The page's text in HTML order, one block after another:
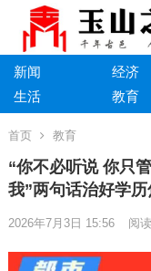
新闻 经济
生活
教育
首页 教育
“你不必听说 你只
我”两句话治好学
2026年7月3日 15:56 阅读